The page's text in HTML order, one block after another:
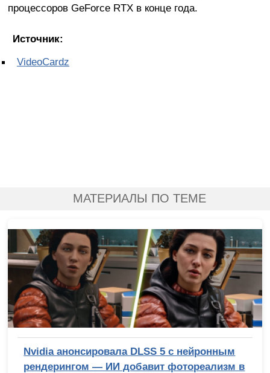
процессоров GeForce RTX в конце года.
Источник:
VideoCardz
МАТЕРИАЛЫ ПО ТЕМЕ
Nvidia анонсировала DLSS 5 с нейронным
рендерингом — ИИ добавит фотореализм в